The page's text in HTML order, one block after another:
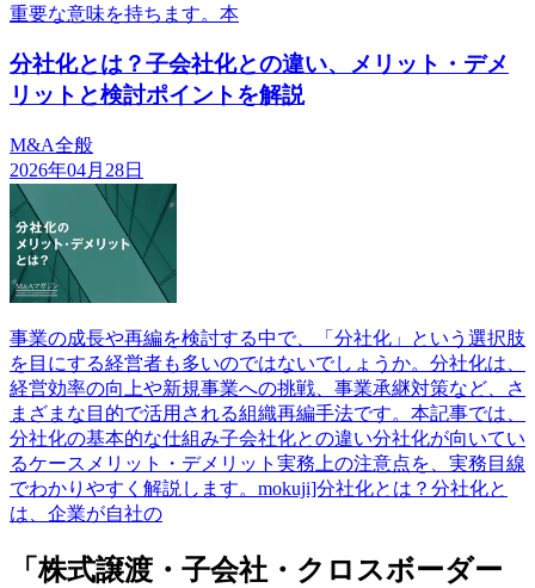
重要な意味を持ちます。本
分社化とは？子会社化との違い、メリット・デメ
リットと検討ポイントを解説
M&A全般
2026年04月28日
事業の成長や再編を検討する中で、「分社化」という選択肢
を目にする経営者も多いのではないでしょうか。分社化は、
経営効率の向上や新規事業への挑戦、事業承継対策など、さ
まざまな目的で活用される組織再編手法です。本記事では、
分社化の基本的な仕組み子会社化との違い分社化が向いてい
るケースメリット・デメリット実務上の注意点を、実務目線
でわかりやすく解説します。mokuji]分社化とは？分社化と
は、企業が自社の
「株式譲渡・子会社・クロスボーダー